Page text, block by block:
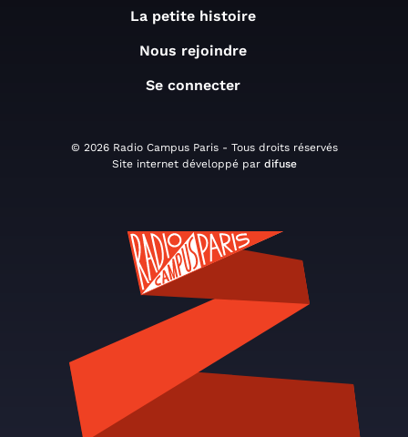
La petite histoire
Nous rejoindre
Se connecter
© 2026 Radio Campus Paris - Tous droits réservés
Site internet développé par difuse